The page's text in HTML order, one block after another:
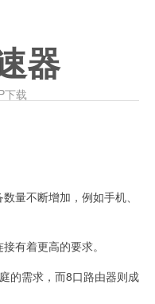
器
下载
不断增加，例如手机、
有着更高的要求。
需求，而8口路由器则成